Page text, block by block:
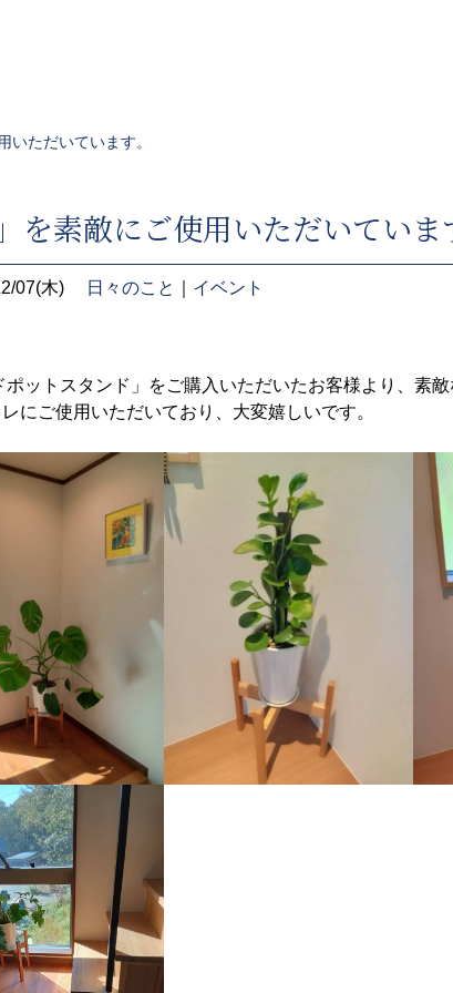
いただいています。
を素敵にご使用いただいていま
07(木) 日々のこと イベント
ットスタンド」をご購入いただいたお客様より、素敵
にご使用いただいており、大変嬉しいです。